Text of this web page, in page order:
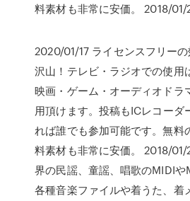
料素材も非常に安価。 2018/01/
2020/01/17 ライセンスフリー
沢山！テレビ・ラジオでの使用
映画・ゲーム・オーディオドラ
用頂けます。投稿もICレコーダ
れば誰でも参加可能です。無料
料素材も非常に安価。 2018/
界の民謡、童謡、唱歌のMIDI
各種音楽ファイルや着うた、着